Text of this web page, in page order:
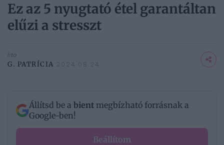
Ez az 5 nyugtató étel garantáltan
elűzi a stresszt
Írta
G. PATRÍCIA 2024.08.24.
Állítsd be a bient megbízható forrásnak a
Google-ben!
Beállítom